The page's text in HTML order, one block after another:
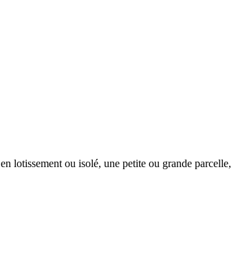
lotissement ou isolé, une petite ou grande parcelle,